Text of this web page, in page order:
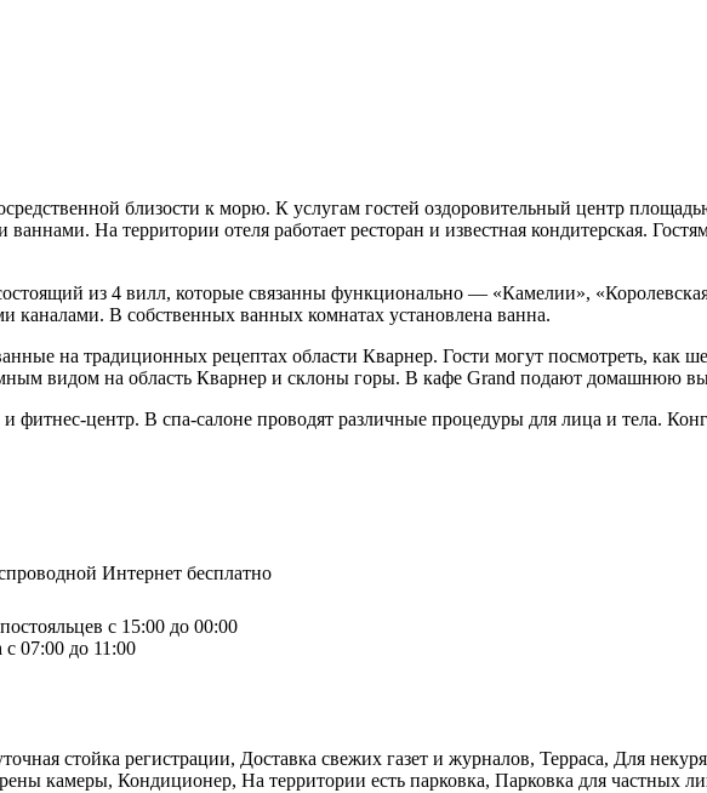
близости к морю. К услугам гостей оздоровительный центр
На территории отеля работает ресторан и известная кондитерская.
из 4 вилл, которые связанны функционально — «Камелии»,
каналами. В собственных ванных комнатах установлена ​​ванна.
на традиционных рецептах области Кварнер. Гости могут посмотреть, как
видом на область Кварнер и склоны горы. В кафе Grand подают домашнюю
центр. В спа-салоне проводят различные процедуры для лица и тела.
Интернет бесплатно
с 15:00 до 00:00
с 07:00 до 11:00
стойка регистрации, Доставка свежих газет и журналов, Терраса, Для
камеры, Кондиционер, На территории есть парковка, Парковка для частных